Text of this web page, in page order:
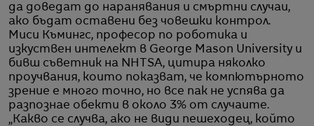
да доведат до наранявания и смъртни случаи,
ако бъдат оставени без човешки контрол.
Миси Къмингс, професор по роботика и
изкуствен интелект в George Mason University и
бивш съветник на NHTSA, цитира няколко
проучвания, които показват, че компютърното
зрение е много точно, но все пак не успява да
разпознае обекти в около 3% от случаите.
„Какво се случва, ако не види пешеходец, който